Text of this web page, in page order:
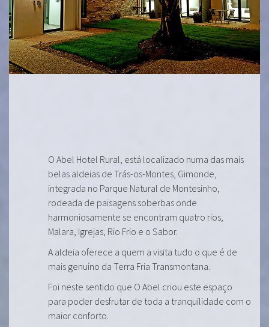
O Abel Hotel Rural, está localizado numa das mais
belas aldeias de Trás-os-Montes, Gimonde,
integrada no Parque Natural de Montesinho,
rodeada de paisagens soberbas onde
harmoniosamente se encontram quatro rios,
Malara, Igrejas, Rio Frio e o Sabor.
A aldeia oferece a quem a visita tudo o que é de
mais genuíno da Terra Fria Transmontana.
Foi neste sentido que O Abel criou este espaço
para poder desfrutar de toda a tranquilidade com o
maior conforto.